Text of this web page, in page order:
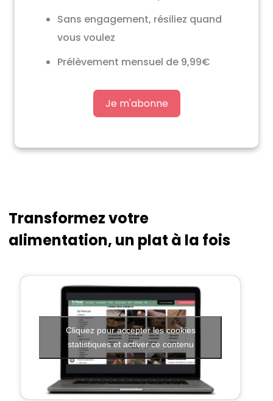
Sans engagement, résiliez quand
vous voulez
Prélèvement mensuel de 9,99€
Je m'abonne
Transformez votre
alimentation, un plat à la fois
Cliquez pour accepter les cookies
statistiques et activer ce contenu